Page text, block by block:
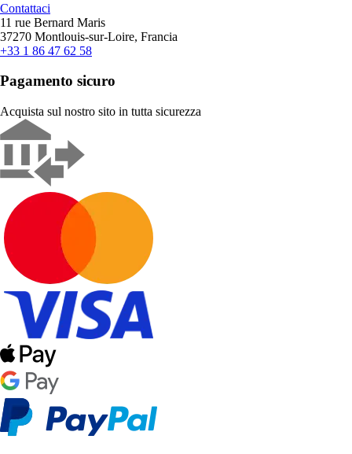
Contattaci
11 rue Bernard Maris
37270 Montlouis-sur-Loire, Francia
+33 1 86 47 62 58
Pagamento sicuro
Acquista sul nostro sito in tutta sicurezza